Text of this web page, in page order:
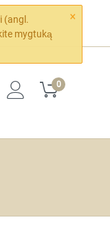
×
(angl.
mygtuką
0